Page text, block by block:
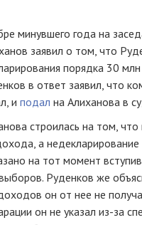
минувшего года на
заявил о том, что
порядка 30
в ответ заявил, что
и подал на Алиханова в
строилась на том, что
а
на тот момент
Руденков же
он от нее не
он не указал из-за